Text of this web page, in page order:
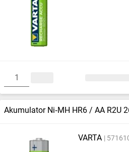
Akumulator Ni‑MH HR6 / AA R2U
VARTA